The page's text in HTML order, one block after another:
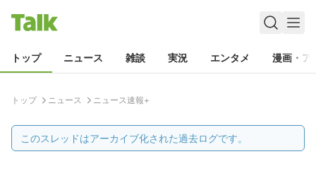
トップ ニュース 雑談 実況 エンタメ 漫画・ア
トップ ニュース ニュース速報+
このスレッドはアーカイブ化された過去ログです。